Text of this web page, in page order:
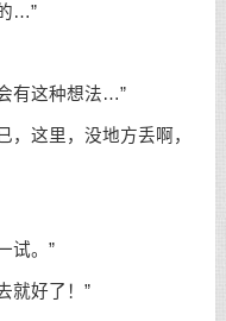
…”
这种想法…”
这里，没地方丢啊，
试。”
好了！”